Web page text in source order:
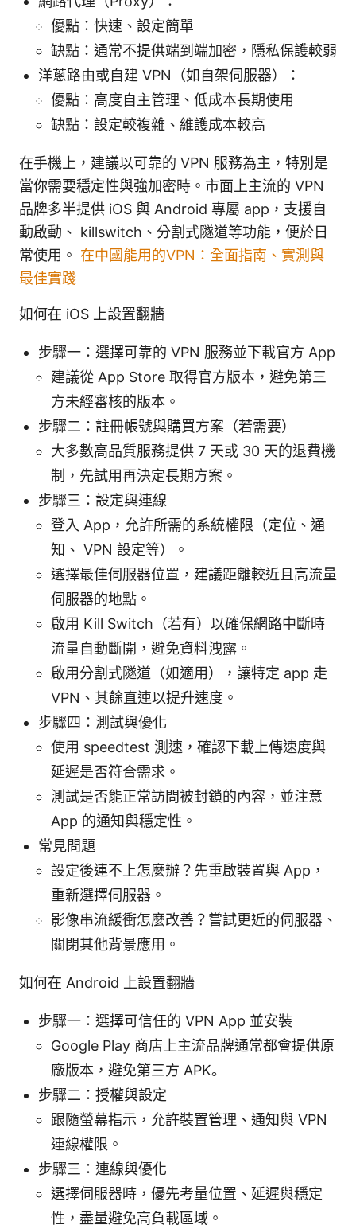
優點：快速、設定簡單
缺點：通常不提供端到端加密，隱私保護較弱
洋蔥路由或自建 VPN（如自架伺服器）：
優點：高度自主管理、低成本長期使用
缺點：設定較複雜、維護成本較高
在手機上，建議以可靠的 VPN 服務為主，特別是
當你需要穩定性與強加密時。市面上主流的 VPN
品牌多半提供 iOS 與 Android 專屬 app，支援自
動啟動、 killswitch、分割式隧道等功能，便於日
常使用。 在中國能用的VPN：全面指南、實測與
最佳實踐
如何在 iOS 上設置翻牆
步驟一：選擇可靠的 VPN 服務並下載官方 App
建議從 App Store 取得官方版本，避免第三
方未經審核的版本。
步驟二：註冊帳號與購買方案（若需要）
大多數高品質服務提供 7 天或 30 天的退費機
制，先試用再決定長期方案。
步驟三：設定與連線
登入 App，允許所需的系統權限（定位、通
知、 VPN 設定等）。
選擇最佳伺服器位置，建議距離較近且高流量
伺服器的地點。
啟用 Kill Switch（若有）以確保網路中斷時
流量自動斷開，避免資料洩露。
啟用分割式隧道（如適用），讓特定 app 走
VPN、其餘直連以提升速度。
步驟四：測試與優化
使用 speedtest 測速，確認下載上傳速度與
延遲是否符合需求。
測試是否能正常訪問被封鎖的內容，並注意
App 的通知與穩定性。
常見問題
設定後連不上怎麼辦？先重啟裝置與 App，
重新選擇伺服器。
影像串流緩衝怎麼改善？嘗試更近的伺服器、
關閉其他背景應用。
如何在 Android 上設置翻牆
步驟一：選擇可信任的 VPN App 並安裝
Google Play 商店上主流品牌通常都會提供原
廠版本，避免第三方 APK。
步驟二：授權與設定
跟隨螢幕指示，允許裝置管理、通知與 VPN
連線權限。
步驟三：連線與優化
選擇伺服器時，優先考量位置、延遲與穩定
性，盡量避免高負載區域。